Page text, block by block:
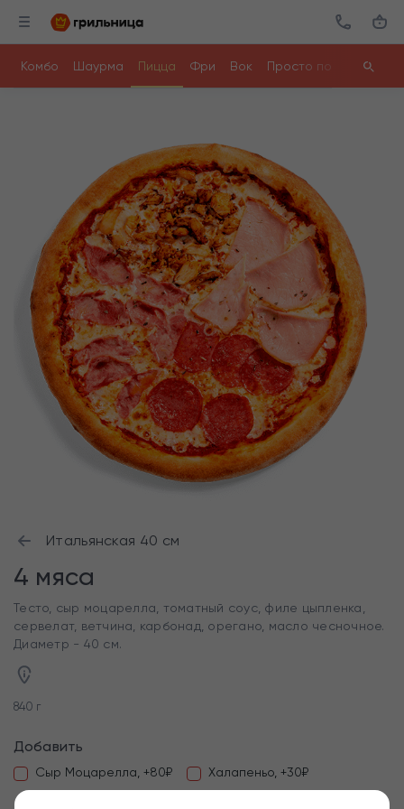
Комбо Шаурма Пицца Фри Вок Просто поесть
Итальянская 40 см
4 мяса
Тесто, сыр моцарелла, томатный соус, филе цыпленка,
сервелат, ветчина, карбонад, орегано, масло чесночное.
Диаметр - 40 см.
840 г
Добавить
Сыр Моцарелла, +80₽ Халапеньо, +30₽